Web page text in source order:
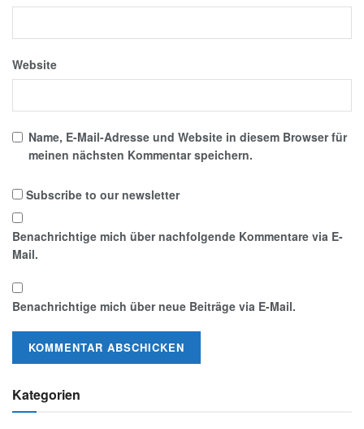
Website
Name, E-Mail-Adresse und Website in diesem Browser für
meinen nächsten Kommentar speichern.
Subscribe to our newsletter
Benachrichtige mich über nachfolgende Kommentare via E-
Mail.
Benachrichtige mich über neue Beiträge via E-Mail.
Kategorien